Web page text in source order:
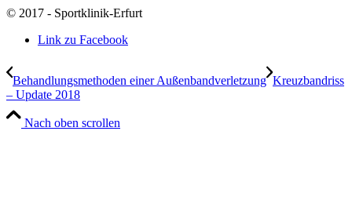
© 2017 - Sportklinik-Erfurt
Link zu Facebook
Behandlungsmethoden einer Außenbandverletzung Kreuzbandriss
– Update 2018
Nach oben scrollen